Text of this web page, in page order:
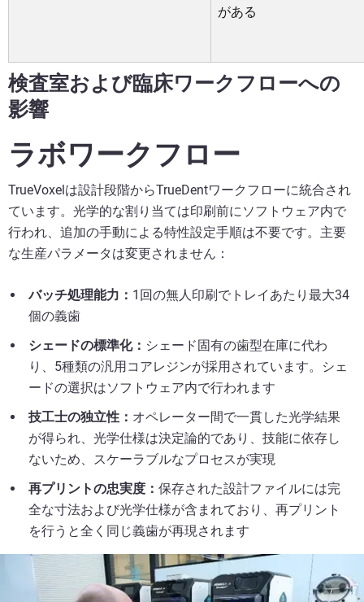
がある
検査室および臨床ワークフローへの
影響
ラボワークフロー
TrueVoxelは設計段階からTrueDentワークフローに統合され
ています。光学的な割り当ては印刷前にソフトウェア内で
行われ、追加の手動による特性設定手順は不要です。主要
な生産パラメータは変更されません：
バッチ処理能力： 1回の無人印刷でトレイあたり最大34
個の義歯
シェードの標準化： シェード固有の歯型在庫に代わ
り、5種類の汎用コアレジンが採用されています。シェ
ードの選択はソフトウェア内で行われます
技工士の独立性： オペレーター間で一貫した光学結果
が得られ、光学仕様は決定論的であり、技能に依存し
ないため、スケーラブルなプロセスが実現
再プリントの忠実度： 保存された設計ファイルには完
全な寸法および光学仕様が含まれており、再プリント
を行うと全く同じ義歯が再現されます